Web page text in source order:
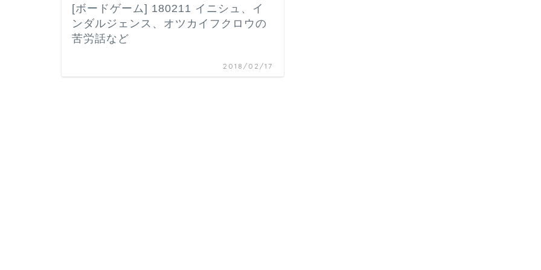
[ボードゲーム] 180211 イニシュ、イ
ンダルジェンス、オツカイフクロウの
苦労話など
2018/02/17